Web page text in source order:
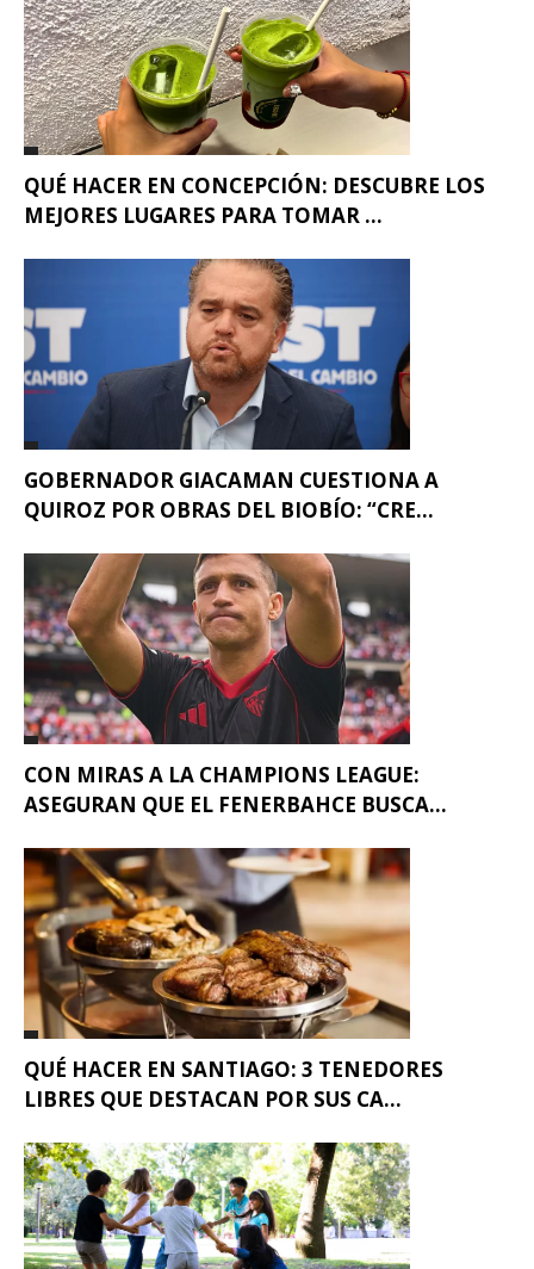
QUÉ HACER EN CONCEPCIÓN: DESCUBRE LOS
MEJORES LUGARES PARA TOMAR ...
GOBERNADOR GIACAMAN CUESTIONA A
QUIROZ POR OBRAS DEL BIOBÍO: “CRE...
CON MIRAS A LA CHAMPIONS LEAGUE:
ASEGURAN QUE EL FENERBAHCE BUSCA...
QUÉ HACER EN SANTIAGO: 3 TENEDORES
LIBRES QUE DESTACAN POR SUS CA...